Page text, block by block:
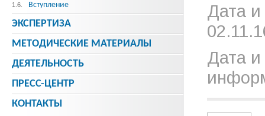
Дата
Дата и
1.6. Вступление
ЭКСПЕРТИЗА
МЕТОДИЧЕСКИE МАТЕРИАЛЫ
ДЕЯТЕЛЬНОСТЬ
ПРЕСС-ЦЕНТР
КОНТАКТЫ